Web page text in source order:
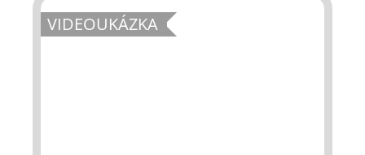
VIDEOUKÁZKA